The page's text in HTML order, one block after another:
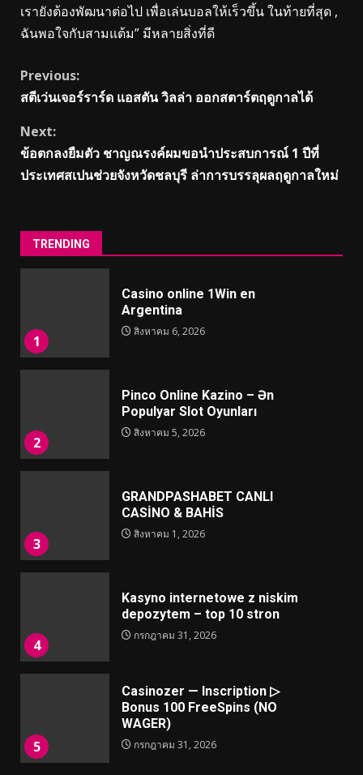
เรายังต้องพัฒนาต่อไป เพื่อเล่นบอลให้เร็วขึ้น ในท้ายที่สุด ,
ฉันพอใจกับสามแต้ม” มีหลายสิ่งที่ดี
Continue
Reading
Previous:
สตีเว่นเจอร์ราร์ด แอสตัน วิลล่า ออกสตาร์ตฤดูกาลได้
Next:
ข้อตกลงยืมตัว ชาญณรงค์ผมขอนำประสบการณ์ 1 ปีที่
ประเทศสเปนช่วยจังหวัดชลบุรี ล่าการบรรลุผลฤดูกาลใหม่
TRENDING
1
Casino online 1Win en
Argentina
สิงหาคม 6, 2026
2
Pinco Online Kazino – Ən
Populyar Slot Oyunları
สิงหาคม 5, 2026
3
GRANDPASHABET CANLI
CASİNO & BAHİS
สิงหาคม 1, 2026
4
Kasyno internetowe z niskim
depozytem – top 10 stron
กรกฎาคม 31, 2026
5
Casinozer — Inscription ▷
Bonus 100 FreeSpins (NO
WAGER)
กรกฎาคม 31, 2026